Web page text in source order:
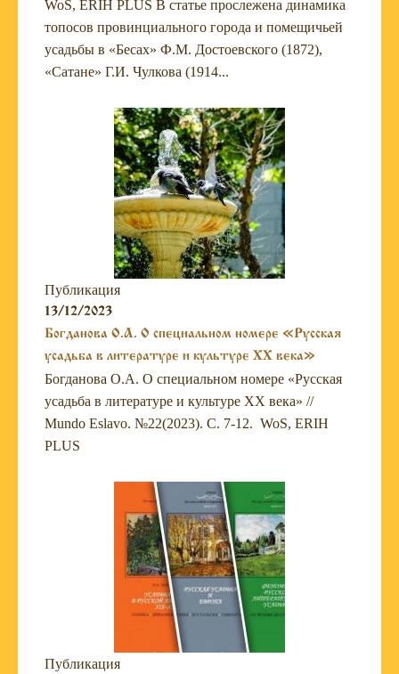
WoS, ERIH PLUS В статье прослежена динамика
топосов провинциального города и помещичьей
усадьбы в «Бесах» Ф.М. Достоевского (1872),
«Сатане» Г.И. Чулкова (1914...
Публикация
13/12/2023
Богданова О.А. О специальном номере «Русская
усадьба в литературе и культуре ХХ века»
Богданова О.А. О специальном номере «Русская
усадьба в литературе и культуре ХХ века» //
Mundo Eslavo. №22(2023). С. 7-12. WoS, ERIH
PLUS
Публикация